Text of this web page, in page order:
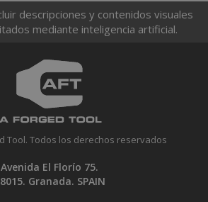
descripciones y contenidos visuales
mediante inteligencia artificial.
Tool. Todos los derechos reservados
Avenida El Florío 75.
Granada. SPAIN